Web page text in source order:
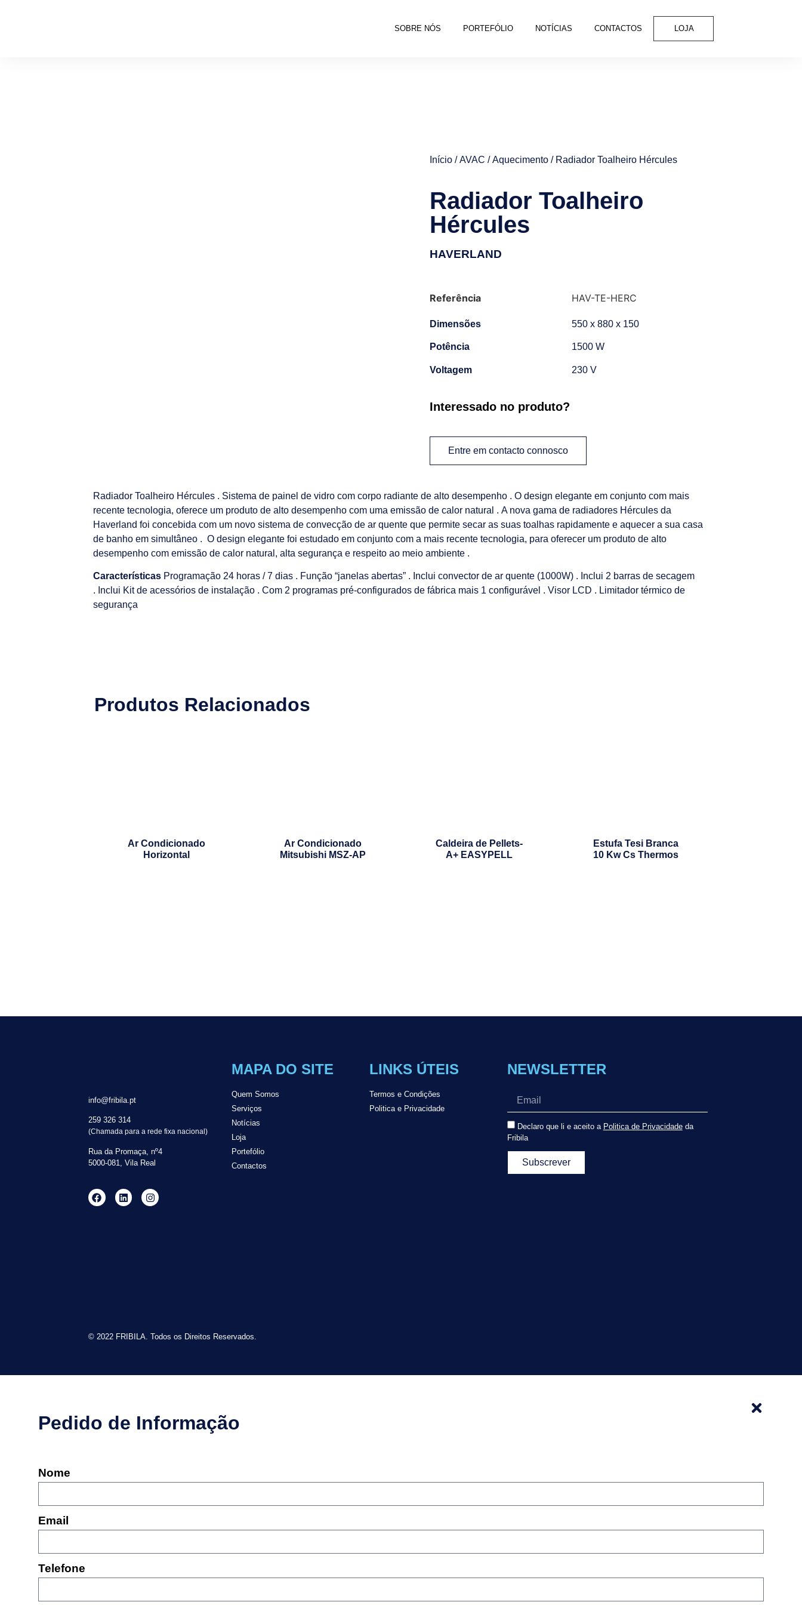
SOBRE NÓS PORTEFÓLIO NOTÍCIAS CONTACTOS LOJA
Início /AVAC /Aquecimento / Radiador Toalheiro Hércules
Radiador Toalheiro
Hércules
HAVERLAND
Referência HAV-TE-HERC
Dimensões 550 x 880 x 150
Potência 1500 W
Voltagem 230 V
Interessado no produto?
Entre em contacto connosco
Radiador Toalheiro Hércules . Sistema de painel de vidro com corpo radiante de alto desempenho . O design elegante em conjunto com mais
recente tecnologia, oferece um produto de alto desempenho com uma emissão de calor natural . A nova gama de radiadores Hércules da
Haverland foi concebida com um novo sistema de convecção de ar quente que permite secar as suas toalhas rapidamente e aquecer a sua casa
de banho em simultâneo . O design elegante foi estudado em conjunto com a mais recente tecnologia, para oferecer um produto de alto
desempenho com emissão de calor natural, alta segurança e respeito ao meio ambiente .
Características Programação 24 horas / 7 dias . Função “janelas abertas” . Inclui convector de ar quente (1000W) . Inclui 2 barras de secagem
. Inclui Kit de acessórios de instalação . Com 2 programas pré-configurados de fábrica mais 1 configurável . Visor LCD . Limitador térmico de
segurança
Produtos Relacionados
Ar Condicionado
Horizontal
Ar Condicionado
Mitsubishi MSZ-AP
Caldeira de Pellets-
A+ EASYPELL
Estufa Tesi Branca
10 Kw Cs Thermos
info@fribila.pt
259 326 314
(Chamada para a rede fixa nacional)
Rua da Promaça, nº4
5000-081, Vila Real
MAPA DO SITE
Quem Somos
Serviços
Notícias
Loja
Portefólio
Contactos
LINKS ÚTEIS
Termos e Condições
Politica e Privacidade
NEWSLETTER
Declaro que li e aceito a Politica de Privacidadeda
Fribila
Subscrever
© 2022 FRIBILA. Todos os Direitos Reservados.
Pedido de Informação
Nome
Email
Telefone